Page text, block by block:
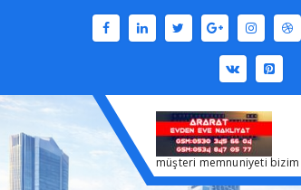
müşteri memnuniyeti